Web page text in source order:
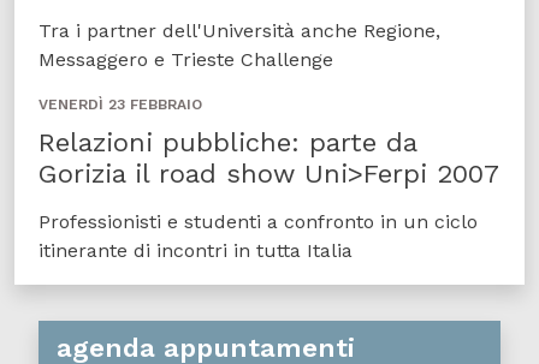
Tra i partner dell'Università anche Regione,
Messaggero e Trieste Challenge
VENERDÌ 23 FEBBRAIO
Relazioni pubbliche: parte da
Gorizia il road show Uni>Ferpi 2007
Professionisti e studenti a confronto in un ciclo
itinerante di incontri in tutta Italia
agenda appuntamenti